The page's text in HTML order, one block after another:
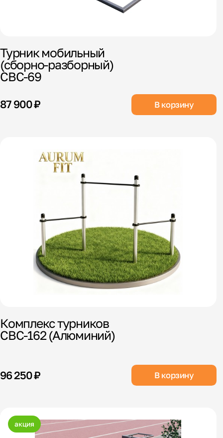
Турник мобильный
(сборно-разборный)
СВС-69
87 900 ₽ В корзину
Комплекс турников
СВС-162 (Алюминий)
96 250 ₽ В корзину
акция